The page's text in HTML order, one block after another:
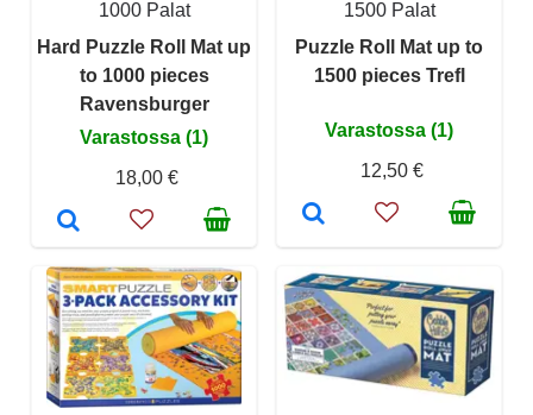
1000 Palat
Hard Puzzle Roll Mat up
to 1000 pieces
Ravensburger
Varastossa (1)
18,00 €
1500 Palat
Puzzle Roll Mat up to
1500 pieces Trefl
Varastossa (1)
12,50 €